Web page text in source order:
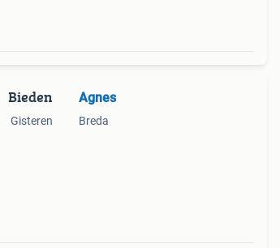
Bieden
Gisteren
Agnes
Breda